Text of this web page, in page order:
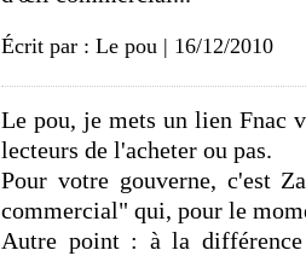
Écrit par : Le pou | 16/12/2010
Le pou, je mets un lien Fnac
lecteurs de l'acheter ou pas.
Pour votre gouverne, c'est
commercial" qui, pour le
Autre point : à la